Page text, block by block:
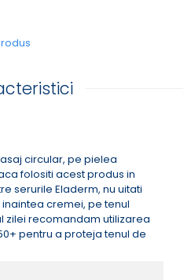
pielii
transepidermice
rapid in piele
usoara
rezistenta la apa
porii
circular, pe pielea
folositi acest produs in
serurile Eladerm, nu uitati
cremei, pe tenul
zilei recomandam utilizarea
pentru a proteja tenul de